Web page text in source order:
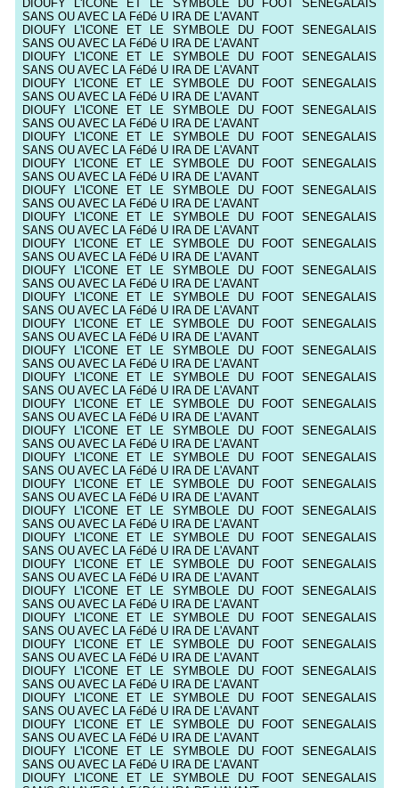
DIOUFY L'ICONE ET LE SYMBOLE DU FOOT SENEGALAIS
SANS OU AVEC LA FéDé U IRA DE L'AVANT
DIOUFY L'ICONE ET LE SYMBOLE DU FOOT SENEGALAIS
SANS OU AVEC LA FéDé U IRA DE L'AVANT
DIOUFY L'ICONE ET LE SYMBOLE DU FOOT SENEGALAIS
SANS OU AVEC LA FéDé U IRA DE L'AVANT
DIOUFY L'ICONE ET LE SYMBOLE DU FOOT SENEGALAIS
SANS OU AVEC LA FéDé U IRA DE L'AVANT
DIOUFY L'ICONE ET LE SYMBOLE DU FOOT SENEGALAIS
SANS OU AVEC LA FéDé U IRA DE L'AVANT
DIOUFY L'ICONE ET LE SYMBOLE DU FOOT SENEGALAIS
SANS OU AVEC LA FéDé U IRA DE L'AVANT
DIOUFY L'ICONE ET LE SYMBOLE DU FOOT SENEGALAIS
SANS OU AVEC LA FéDé U IRA DE L'AVANT
DIOUFY L'ICONE ET LE SYMBOLE DU FOOT SENEGALAIS
SANS OU AVEC LA FéDé U IRA DE L'AVANT
DIOUFY L'ICONE ET LE SYMBOLE DU FOOT SENEGALAIS
SANS OU AVEC LA FéDé U IRA DE L'AVANT
DIOUFY L'ICONE ET LE SYMBOLE DU FOOT SENEGALAIS
SANS OU AVEC LA FéDé U IRA DE L'AVANT
DIOUFY L'ICONE ET LE SYMBOLE DU FOOT SENEGALAIS
SANS OU AVEC LA FéDé U IRA DE L'AVANT
DIOUFY L'ICONE ET LE SYMBOLE DU FOOT SENEGALAIS
SANS OU AVEC LA FéDé U IRA DE L'AVANT
DIOUFY L'ICONE ET LE SYMBOLE DU FOOT SENEGALAIS
SANS OU AVEC LA FéDé U IRA DE L'AVANT
DIOUFY L'ICONE ET LE SYMBOLE DU FOOT SENEGALAIS
SANS OU AVEC LA FéDé U IRA DE L'AVANT
DIOUFY L'ICONE ET LE SYMBOLE DU FOOT SENEGALAIS
SANS OU AVEC LA FéDé U IRA DE L'AVANT
DIOUFY L'ICONE ET LE SYMBOLE DU FOOT SENEGALAIS
SANS OU AVEC LA FéDé U IRA DE L'AVANT
DIOUFY L'ICONE ET LE SYMBOLE DU FOOT SENEGALAIS
SANS OU AVEC LA FéDé U IRA DE L'AVANT
DIOUFY L'ICONE ET LE SYMBOLE DU FOOT SENEGALAIS
SANS OU AVEC LA FéDé U IRA DE L'AVANT
DIOUFY L'ICONE ET LE SYMBOLE DU FOOT SENEGALAIS
SANS OU AVEC LA FéDé U IRA DE L'AVANT
DIOUFY L'ICONE ET LE SYMBOLE DU FOOT SENEGALAIS
SANS OU AVEC LA FéDé U IRA DE L'AVANT
DIOUFY L'ICONE ET LE SYMBOLE DU FOOT SENEGALAIS
SANS OU AVEC LA FéDé U IRA DE L'AVANT
DIOUFY L'ICONE ET LE SYMBOLE DU FOOT SENEGALAIS
SANS OU AVEC LA FéDé U IRA DE L'AVANT
DIOUFY L'ICONE ET LE SYMBOLE DU FOOT SENEGALAIS
SANS OU AVEC LA FéDé U IRA DE L'AVANT
DIOUFY L'ICONE ET LE SYMBOLE DU FOOT SENEGALAIS
SANS OU AVEC LA FéDé U IRA DE L'AVANT
DIOUFY L'ICONE ET LE SYMBOLE DU FOOT SENEGALAIS
SANS OU AVEC LA FéDé U IRA DE L'AVANT
DIOUFY L'ICONE ET LE SYMBOLE DU FOOT SENEGALAIS
SANS OU AVEC LA FéDé U IRA DE L'AVANT
DIOUFY L'ICONE ET LE SYMBOLE DU FOOT SENEGALAIS
SANS OU AVEC LA FéDé U IRA DE L'AVANT
DIOUFY L'ICONE ET LE SYMBOLE DU FOOT SENEGALAIS
SANS OU AVEC LA FéDé U IRA DE L'AVANT
DIOUFY L'ICONE ET LE SYMBOLE DU FOOT SENEGALAIS
SANS OU AVEC LA FéDé U IRA DE L'AVANT
DIOUFY L'ICONE ET LE SYMBOLE DU FOOT SENEGALAIS